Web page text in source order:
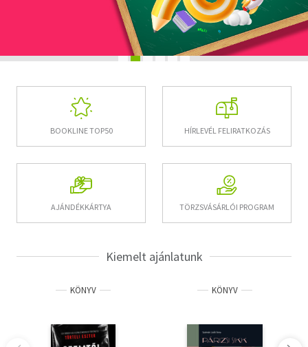
Tankönyv, segédkönyv
Társadalomtudomány
Természettudomány
BOOKLINE TOP50 HÍRLEVÉL FELIRATKOZÁS
AJÁNDÉKKÁRTYA TÖRZSVÁSÁRLÓI PROGRAM
Kiemelt ajánlatunk
KÖNYV KÖNYV